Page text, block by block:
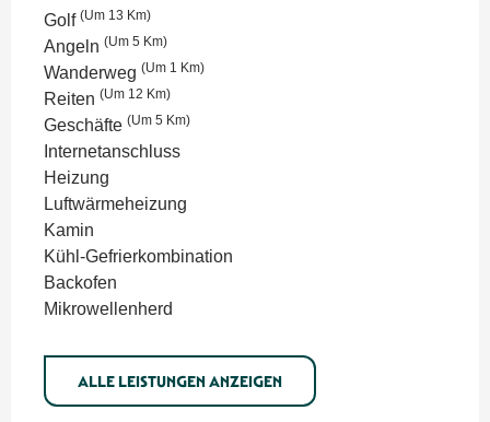
Golf (Um 13 Km)
Angeln (Um 5 Km)
Wanderweg (Um 1 Km)
Reiten (Um 12 Km)
Geschäfte (Um 5 Km)
Internetanschluss
Heizung
Luftwärmeheizung
Kamin
Kühl-Gefrierkombination
Backofen
Mikrowellenherd
ALLE LEISTUNGEN ANZEIGEN